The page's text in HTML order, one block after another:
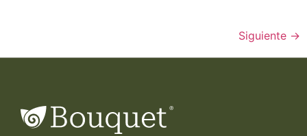
Siguiente →